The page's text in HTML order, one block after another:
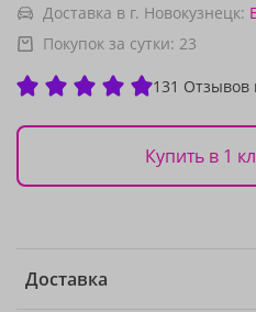
Доставка в г. Новокузнецк:
Покупок за сутки: 23
131 Отзывов
Купить в 1
Доставка